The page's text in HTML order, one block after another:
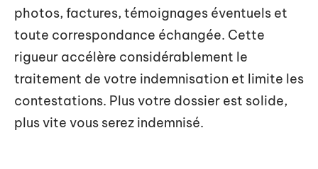
photos, factures, témoignages éventuels et
toute correspondance échangée. Cette
rigueur accélère considérablement le
traitement de votre indemnisation et limite les
contestations. Plus votre dossier est solide,
plus vite vous serez indemnisé.